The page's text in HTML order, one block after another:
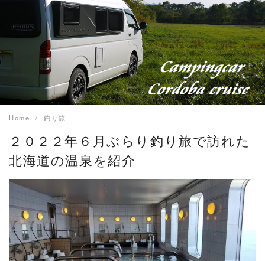
Home 釣り旅
２０２２年６月ぶらり釣り旅で訪れた
北海道の温泉を紹介